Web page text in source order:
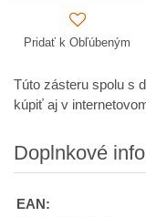
Pridať k Obľúbeným
Túto zásteru spolu s
kúpiť aj v
Doplnkové
EAN: